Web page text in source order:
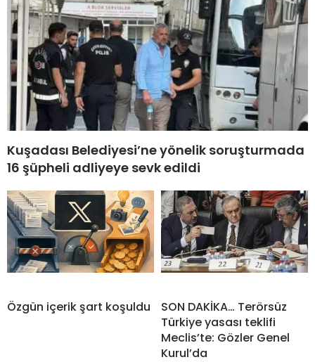
Kuşadası Belediyesi’ne yönelik soruşturmada
16 şüpheli adliyeye sevk edildi
Özgün içerik şart koşuldu
SON DAKİKA… Terörsüz
Türkiye yasası teklifi
Meclis’te: Gözler Genel
Kurul’da